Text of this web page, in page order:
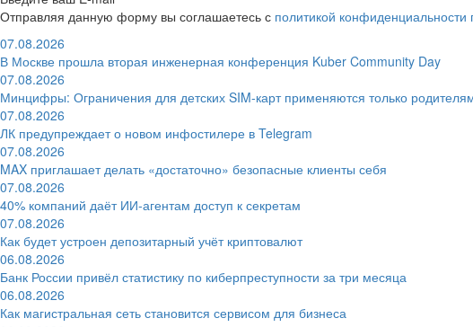
Отправляя данную форму вы соглашаетесь с политикой
07.08.2026
В Москве прошла вторая инженерная конференция Kuber Community Day
07.08.2026
Минцифры: Ограничения для детских SIM-карт применяются только
07.08.2026
ЛК предупреждает о новом инфостилере в Telegram
07.08.2026
MAX приглашает делать «достаточно» безопасные клиенты себя
07.08.2026
40% компаний даёт ИИ‑агентам доступ к секретам
07.08.2026
Как будет устроен депозитарный учёт криптовалют
06.08.2026
Банк России привёл статистику по киберпреступности за три месяца
06.08.2026
Как магистральная сеть становится сервисом для бизнеса